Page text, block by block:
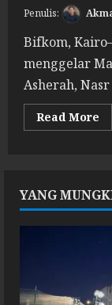
Bifkom,
menggelar
Asherah,
Read More
YANG